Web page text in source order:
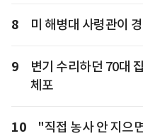
8 미 해병대 사령관이
9
변기 수리하던 70대
체포
10
"직접 농사 안 지으